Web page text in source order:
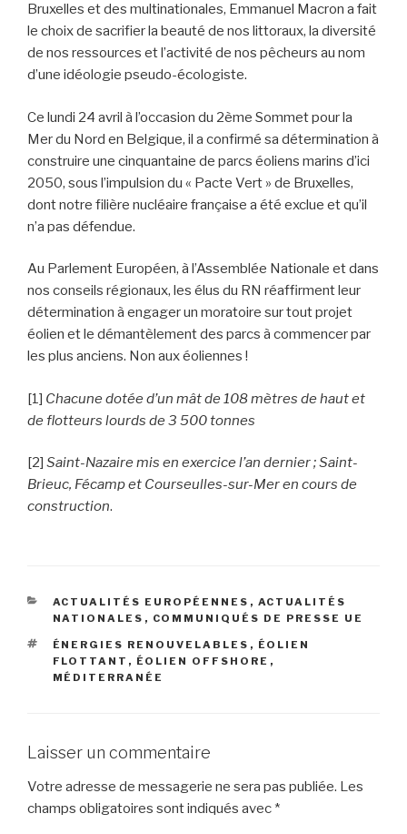
Bruxelles et des multinationales, Emmanuel Macron a fait
le choix de sacrifier la beauté de nos littoraux, la diversité
de nos ressources et l’activité de nos pêcheurs au nom
d’une idéologie pseudo-écologiste.
Ce lundi 24 avril à l’occasion du 2ème Sommet pour la
Mer du Nord en Belgique, il a confirmé sa détermination à
construire une cinquantaine de parcs éoliens marins d’ici
2050, sous l’impulsion du « Pacte Vert » de Bruxelles,
dont notre filière nucléaire française a été exclue et qu’il
n’a pas défendue.
Au Parlement Européen, à l’Assemblée Nationale et dans
nos conseils régionaux, les élus du RN réaffirment leur
détermination à engager un moratoire sur tout projet
éolien et le démantèlement des parcs à commencer par
les plus anciens. Non aux éoliennes !
[1] Chacune dotée d’un mât de 108 mètres de haut et
de flotteurs lourds de 3 500 tonnes
[2] Saint-Nazaire mis en exercice l’an dernier ; Saint-
Brieuc, Fécamp et Courseulles-sur-Mer en cours de
construction.
CATÉGORIES
ACTUALITÉS EUROPÉENNES , ACTUALITÉS
NATIONALES , COMMUNIQUÉS DE PRESSE UE
ÉTIQUETTES
ÉNERGIES RENOUVELABLES , ÉOLIEN
FLOTTANT , ÉOLIEN OFFSHORE ,
MÉDITERRANÉE
Laisser un commentaire
Votre adresse de messagerie ne sera pas publiée. Les
champs obligatoires sont indiqués avec *